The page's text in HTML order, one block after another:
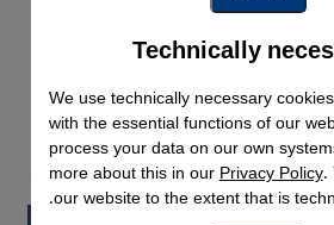
لانكه
Technically
We use technically necessary
with the essential functions of our
process your data on our own
more about this in ourPrivacy Policy.
our website to the extent that is